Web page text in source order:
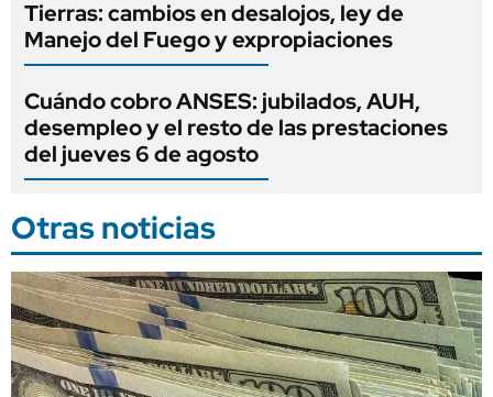
Tierras: cambios en desalojos, ley de
Manejo del Fuego y expropiaciones
Cuándo cobro ANSES: jubilados, AUH,
desempleo y el resto de las prestaciones
del jueves 6 de agosto
Otras noticias